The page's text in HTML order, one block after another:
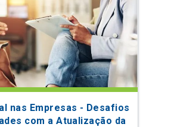
nas Empresas - Desafios
com a Atualização da